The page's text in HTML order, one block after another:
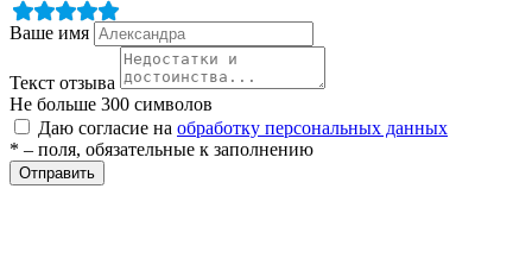
Ваше имя
Текст отзыва
Не больше 300 символов
Даю согласие на обработку персональных данных
* – поля, обязательные к заполнению
Отправить